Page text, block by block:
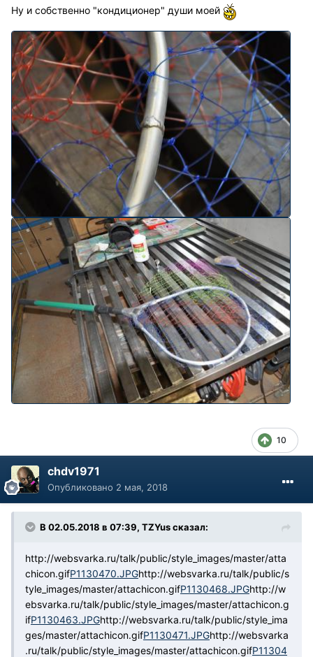
Ну и собственно "кондиционер" души моей
10
chdv1971
Опубликовано 2 мая, 2018
В 02.05.2018 в 07:39, TZYus сказал:
http://websvarka.ru/talk/public/style_images/master/atta
chicon.gifP1130470.JPGhttp://websvarka.ru/talk/public/s
tyle_images/master/attachicon.gifP1130468.JPGhttp://w
ebsvarka.ru/talk/public/style_images/master/attachicon.g
ifP1130463.JPGhttp://websvarka.ru/talk/public/style_ima
ges/master/attachicon.gifP1130471.JPGhttp://websvarka
.ru/talk/public/style_images/master/attachicon.gifP11304